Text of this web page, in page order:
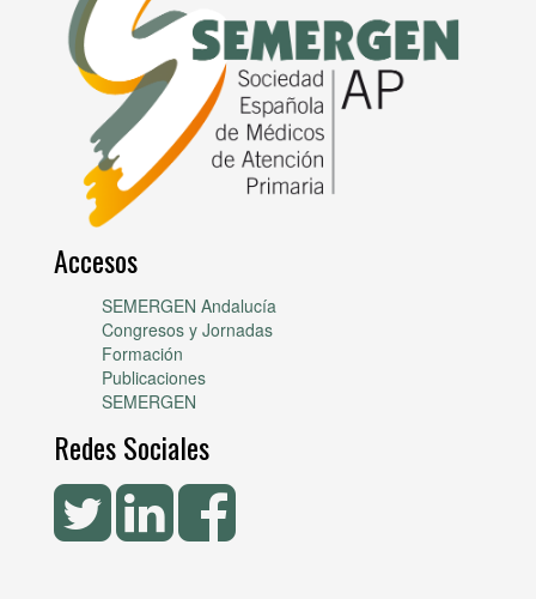
Accesos
SEMERGEN Andalucía
Congresos y Jornadas
Formación
Publicaciones
SEMERGEN
Redes Sociales